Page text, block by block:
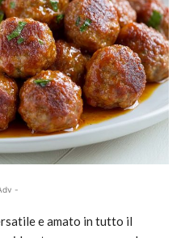
-
e amato in tutto il